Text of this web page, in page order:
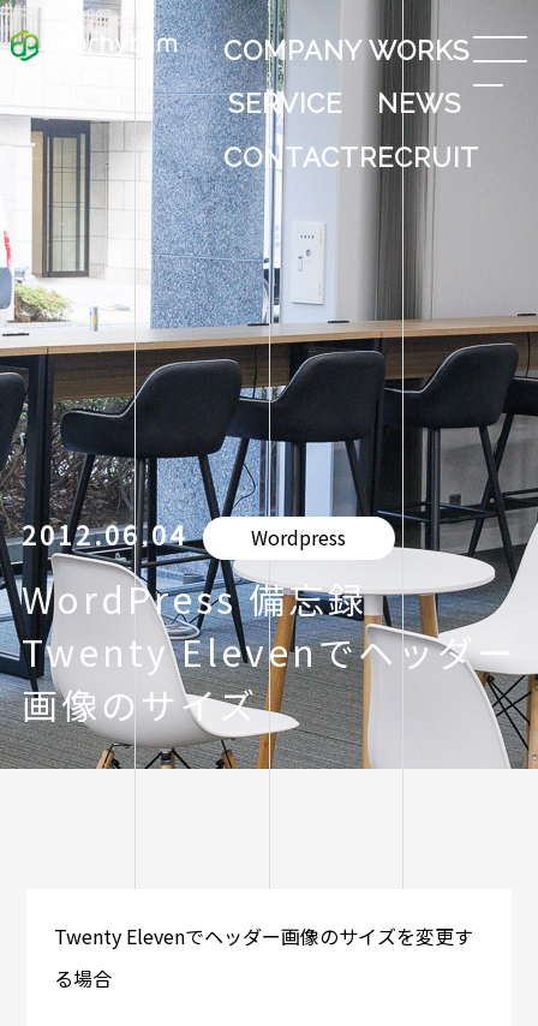
COMPANYWORKS
SERVICE
NEWS
CONTACTRECRUIT
2012.06.04 Wordpress
WordPress 備忘録
Twenty Elevenでヘッダー
画像のサイズ
Twenty Elevenでヘッダー画像のサイズを変更す
る場合